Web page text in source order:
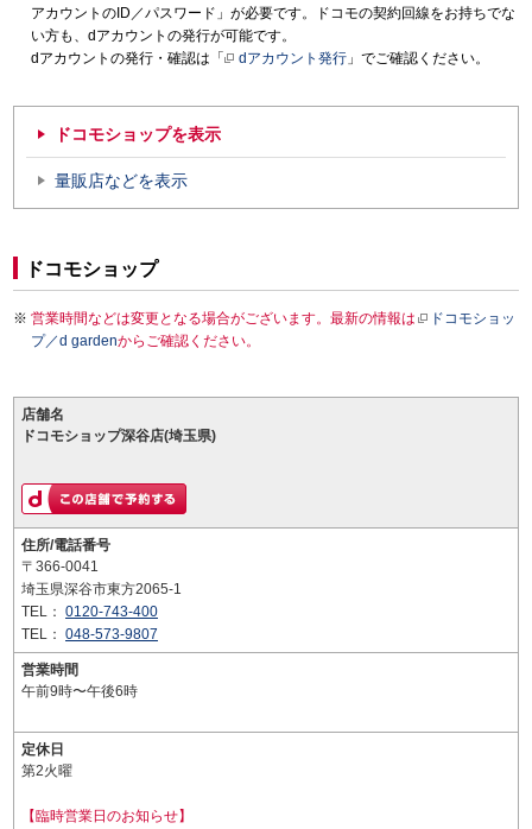
アカウントのID／パスワード」が必要です。ドコモの契約回線をお持ちでな
い方も、dアカウントの発行が可能です。
dアカウントの発行・確認は「
dアカウント発行 」でご確認ください。
ドコモショップを表示
量販店などを表示
ドコモショップ
営業時間などは変更となる場合がございます。最新の情報は
ドコモショッ
プ／d gardenからご確認ください。
店舗名
ドコモショップ深谷店(埼玉県)
住所/電話番号
〒366-0041
埼玉県深谷市東方2065-1
TEL： 0120-743-400
TEL： 048-573-9807
営業時間
午前9時〜午後6時
定休日
第2火曜
【臨時営業日のお知らせ】